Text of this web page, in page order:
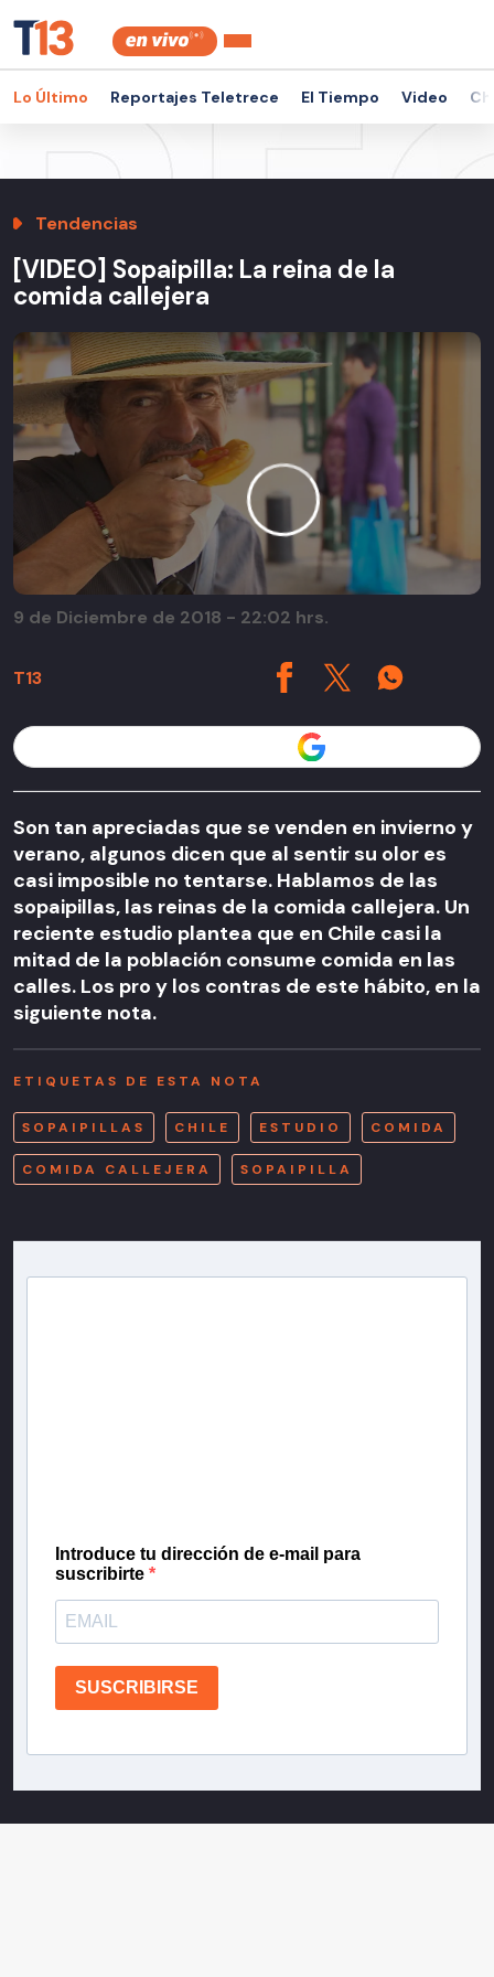
Lo Último Reportajes Teletrece El Tiempo Video
Tendencias
[VIDEO] Sopaipilla: La reina de la
comida callejera
T13
9 de Diciembre de 2018 - 22:02 hrs.
Son tan apreciadas que se venden en invierno y
verano, algunos dicen que al sentir su olor es
casi imposible no tentarse. Hablamos de las
sopaipillas, las reinas de la comida callejera. Un
reciente estudio plantea que en Chile casi la
mitad de la población consume comida en las
calles. Los pro y los contras de este hábito, en la
siguiente nota.
ETIQUETAS DE ESTA NOTA
SOPAIPILLAS CHILE ESTUDIO COMIDA
COMIDA CALLEJERA SOPAIPILLA
Introduce tu dirección de e-mail para
suscribirte
SUSCRIBIRSE